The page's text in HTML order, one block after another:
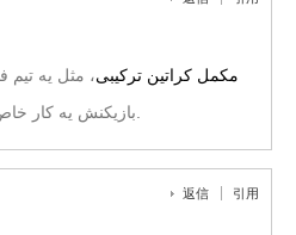
مکمل کراتین ترکیبی، مثل یه تیم
بازیکنش یه کار خاص رو به نحو احسن انجام میده.
返信 引用